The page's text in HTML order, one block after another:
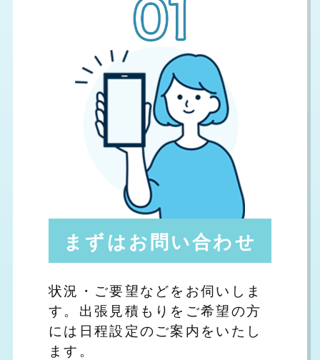
まずはお問い合わせ
状況・ご要望などをお伺いしま
す。出張見積もりをご希望の方
には日程設定のご案内をいたし
ます。